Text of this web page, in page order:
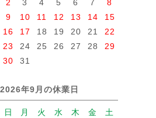
2 3 4 5 6 7
8
9
10 11 12 13 14
15
16
17 18 19 20 21
22
23
24 25 26 27 28
29
30
31
2026年9月の休業日
日 月 火 水 木 金
土